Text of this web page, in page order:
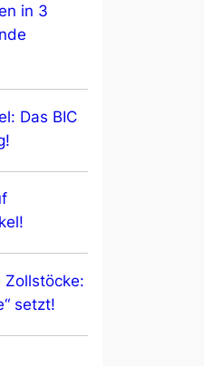
in 3
Das BIC
setzt!